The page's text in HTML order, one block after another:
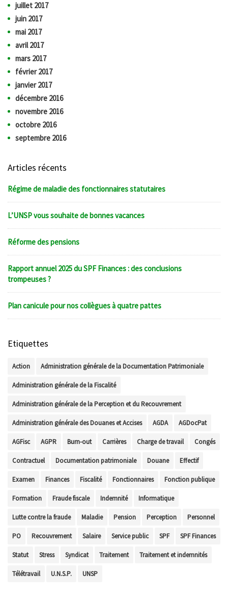
juillet 2017
juin 2017
mai 2017
avril 2017
mars 2017
février 2017
janvier 2017
décembre 2016
novembre 2016
octobre 2016
septembre 2016
Articles récents
Régime de maladie des fonctionnaires statutaires
L’UNSP vous souhaite de bonnes vacances
Réforme des pensions
Rapport annuel 2025 du SPF Finances : des conclusions
trompeuses ?
Plan canicule pour nos collègues à quatre pattes
Etiquettes
Action Administration générale de la Documentation Patrimoniale
Administration générale de la Fiscalité
Administration générale de la Perception et du Recouvrement
Administration générale des Douanes et Accises AGDA AGDocPat
AGFisc AGPR Burn-out Carrières Charge de travail Congés
Contractuel Documentation patrimoniale Douane Effectif
Examen Finances Fiscalité Fonctionnaires Fonction publique
Formation Fraude fiscale Indemnité Informatique
Lutte contre la fraude Maladie Pension Perception Personnel
PO Recouvrement Salaire Service public SPF SPF Finances
Statut Stress Syndicat Traitement Traitement et indemnités
Télétravail U.N.S.P. UNSP